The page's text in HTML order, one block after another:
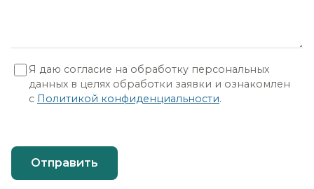
Я даю согласие на обработку персональных
данных в целях обработки заявки и ознакомлен
с Политикой конфиденциальности.
Отправить